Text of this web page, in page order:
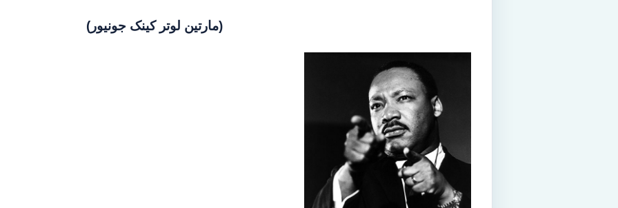
(مارتین لوتر کینک جونیور)